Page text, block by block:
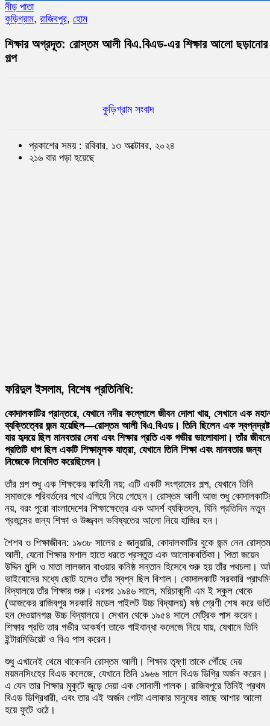
নীড় পাতা
কুড়িগ্রাম, রাজিবপুর, হোম
শিক্ষার অগ্রদূত: রোস্তম আলী বিএ.বিএড-এর শিক্ষার আলো ছড়ানোর
গল্প
কুড়িগ্রাম সংবাদ
প্রকাশের সময় : রবিবার, ১৩ অক্টোবর, ২০২৪
২১৬ বার পড়া হয়েছে
ফরিদুল ইসলাম, বিশেষ প্রতিনিধি:
কোদালকাটির প্রান্তরে, যেখানে নদীর কল্লোলে জীবন দোলা খায়, সেখানে এক
ব্যক্তিত্বের জন্ম হয়েছিল—রোস্তম আলী বিএ.বিএড। তিনি ছিলেন এক
যার হৃদয়ে ছিল মানবতার সেবা এবং শিক্ষার প্রতি এক গভীর ভালোবাসা। তাঁর
প্রতিটি ধাপ ছিল একটি শিক্ষামূলক যাত্রা, যেখানে তিনি শিক্ষা এবং মানবতার জন্য
নিজেকে নিবেদিত করেছিলেন।
তাঁর গল্প শুধু এক শিক্ষকের কাহিনী নয়; এটি একটি সংগ্রামের গল্প, যেখানে তিনি
সমাজকে পরিবর্তনের পথে এগিয়ে নিয়ে গেছেন। রোস্তম আলী আজ শুধু
নয়, বরং পুরো বাংলাদেশের শিক্ষাক্ষেত্রে এক আদর্শ ব্যক্তিত্ব, যিনি প্রতিদিন নতুন
প্রজন্মের জন্য শিক্ষা ও উজ্জ্বল ভবিষ্যতের আলো নিয়ে হাজির হন।
শৈশব ও শিক্ষাজীবন: ১৯৩৮ সালের ৫ জানুয়ারি, কোদালকাটির বুকে জন্ম নেন রোস্তম
আলী, যেনো শিক্ষার মশাল হাতে ধরতে প্রস্তুত এক আলোকবর্তিকা। পিতা জয়েন
উদ্দিন মুন্সি ও মাতা লালজান বাওয়ার কনিষ্ঠ সন্তান হিসেবে শুরু হয় তাঁর পথচলা।
ভাইবোনের মধ্যে ছোট হলেও তাঁর স্বপ্ন ছিল বিশাল। কোদালকাটি সরকারি
বিদ্যালয়ে তাঁর শিক্ষার শুরু। এরপর ১৯৪৬ সালে, মরিচাকান্দী এম ই স্কুল থেকে
(আজকের রাজিবপুর সরকারি মডেল পাইলট উচ্চ বিদ্যালয়) ষষ্ঠ শ্রেণী শেষ করে ভর্তি
হন দেওয়ানগঞ্জ উচ্চ বিদ্যালয়ে। সেখান থেকে ১৯৫৪ সালে মেট্রিক পাস করেন।
শিক্ষার প্রতি তার গভীর আকর্ষণ তাকে গাইবান্ধা কলেজে নিয়ে যায়, যেখানে তিনি
ইন্টারমিডিয়েট ও বিএ পাস করেন।
শুধু এখানেই থেমে থাকেননি রোস্তম আলী। শিক্ষার তৃষ্ণা তাকে পৌঁছে দেয়
ময়মনসিংহের বিএড কলেজে, যেখানে তিনি ১৯৬৬ সালে বিএড ডিগ্রি অর্জন করেন।
এ যেন তার শিক্ষার মুকুটে জুড়ে দেয়া এক সোনালী পালক। রাজিবপুরে তিনিই প্রথম
বিএড ডিগ্রিধারী, এবং তার এই অর্জন গোটা এলাকার মানুষের কাছে আশার আলো
হয়ে ফুটে ওঠে।